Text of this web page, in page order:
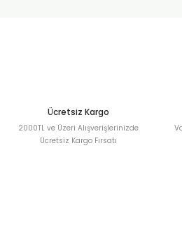
Ücretsiz Kargo
2000TL ve Üzeri Alışverişlerinizde
Ücretsiz Kargo Fırsatı